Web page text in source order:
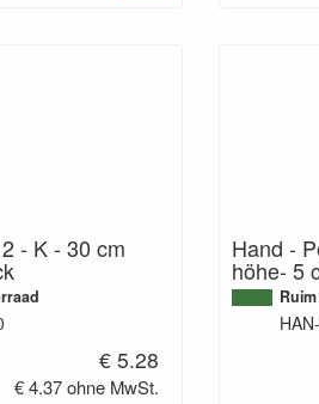
- K - 30 cm
€ 5.28
€ 4.37 ohne MwSt.
Hand -
höhe- 5